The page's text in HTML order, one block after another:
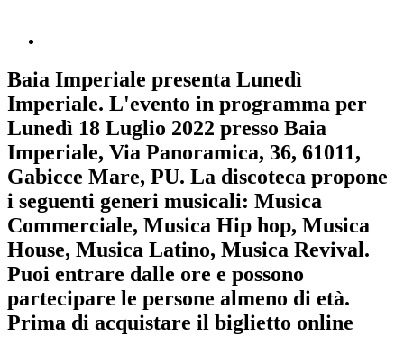
Baia Imperiale presenta Lunedì
Imperiale. L'evento in programma per
Lunedì 18 Luglio 2022 presso Baia
Imperiale, Via Panoramica, 36, 61011,
Gabicce Mare, PU. La discoteca propone
i seguenti generi musicali: Musica
Commerciale, Musica Hip hop, Musica
House, Musica Latino, Musica Revival.
Puoi entrare dalle ore e possono
partecipare le persone almeno di età.
Prima di acquistare il biglietto online